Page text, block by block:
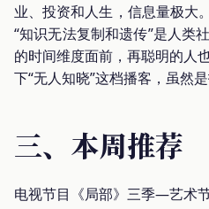
业、投资和人生，信息量极大
“知识无法复制和遗传”是人类
的时间维度面前，再聪明的人
下“无人知晓”这档播客，虽然
三、本周推荐
电视节目《局部》三季—艺术